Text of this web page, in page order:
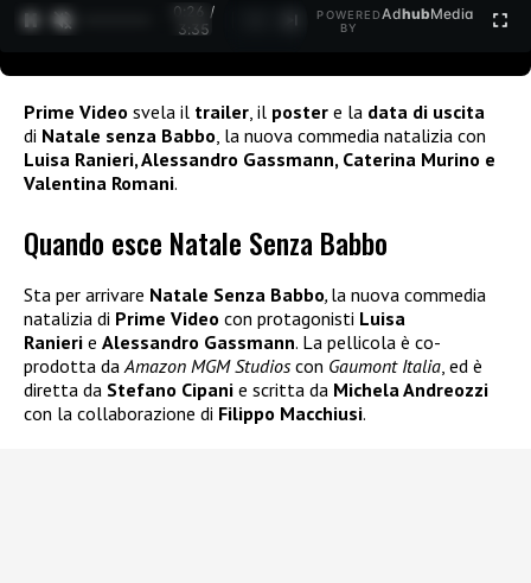
0:27 /
3:35
POWERED
BY
AdhubMedia
Prime Video svela il trailer , il poster e la data di uscita
di Natale senza Babbo , la nuova commedia natalizia con
Luisa Ranieri, Alessandro Gassmann, Caterina Murino e
Valentina Romani.
Quando esce Natale Senza Babbo
Sta per arrivare Natale Senza Babbo, la nuova commedia
natalizia di Prime Video con protagonisti Luisa
Ranieri e Alessandro Gassmann. La pellicola è co-
prodotta daAmazon MGM Studioscon Gaumont Italia, ed è
diretta da Stefano Cipani e scritta da Michela Andreozzi
con la collaborazione di Filippo Macchiusi.